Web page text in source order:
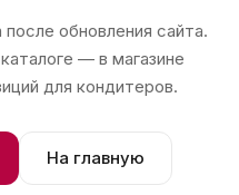
обновления сайта.
— в магазине
для кондитеров.
На главную